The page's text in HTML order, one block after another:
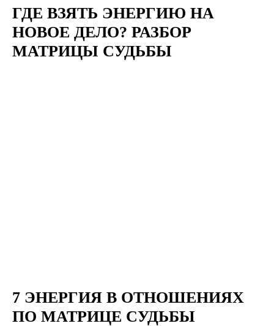
ГДЕ ВЗЯТЬ ЭНЕРГИЮ НА
НОВОЕ ДЕЛО? РАЗБОР
МАТРИЦЫ СУДЬБЫ
7 ЭНЕРГИЯ В ОТНОШЕНИЯХ
ПО МАТРИЦЕ СУДЬБЫ